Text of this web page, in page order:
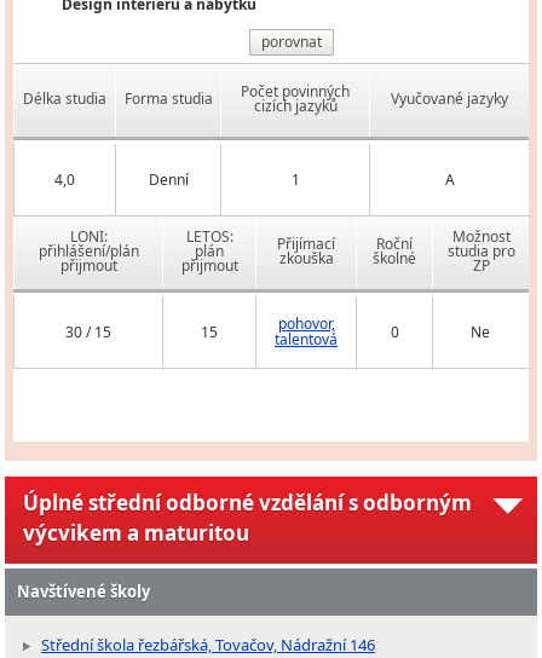
Design interiéru a nábytku
porovnat
Délka studia Forma studia Počet povinných
cizích jazyků Vyučované jazyky
4,0 Denní 1 A
LONI:
přihlášení/plán
přijmout
LETOS:
plán
přijmout
Přijímací
zkouška
Roční
školné
Možnost
studia pro
ZP
30 / 15 15 pohovor,
talentová 0 Ne
Úplné střední odborné vzdělání s odborným
výcvikem a maturitou
Navštívené školy
Střední škola řezbářská, Tovačov, Nádražní 146